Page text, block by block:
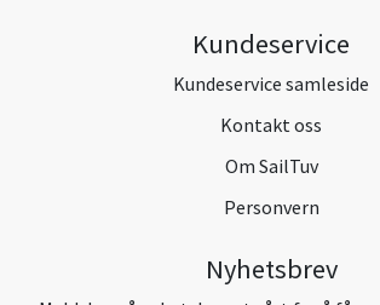
Kundeservice
Kundeservice samleside
Kontakt oss
Om SailTuv
Personvern
Nyhetsbrev